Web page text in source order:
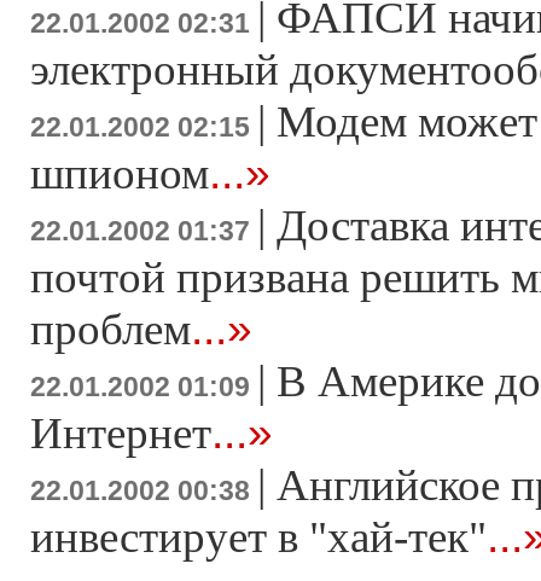
22.01.2002 02:31 | ФАПСИ
электронный
22.01.2002 02:15 | Модем может
шпионом...»
22.01.2002 01:37 | Доставка
почтой призвана решить
проблем...»
22.01.2002 01:09 | В Америке
Интернет...»
22.01.2002 00:38 | Английское
инвестирует в "хай-тек"